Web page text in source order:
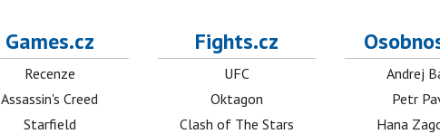
Games.cz
Recenze
Assassin's Creed
Starfield
Fights.cz
UFC
Oktagon
Clash of The Stars
Andrej
Petr
Hana